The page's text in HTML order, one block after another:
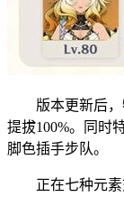
版本更新后，
提拔100%。同时
脚色插手步队。
正在七种元素